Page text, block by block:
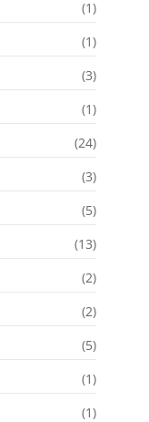
(1)
(1)
(3)
(1)
(24)
(3)
(5)
(13)
(2)
(2)
(5)
(1)
(1)